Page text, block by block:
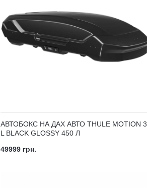
АВТОБОКС НА ДАХ АВТО THULE MOTION 3
L BLACK GLOSSY 450 Л
49999 грн.